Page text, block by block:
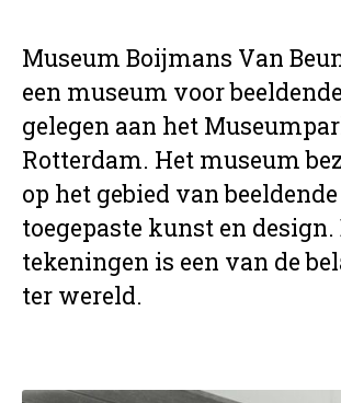
Museum Boijmans Van
een museum voor
gelegen aan het
Rotterdam. Het museum
op het gebied van
toegepaste kunst en design.
tekeningen is een van de
ter wereld.